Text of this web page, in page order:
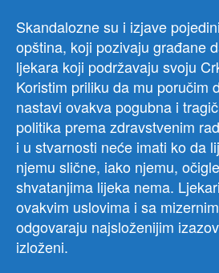
Skandalozne su i izjave
opština, koji pozivaju građane
ljekara koji podržavaju svoju
Koristim priliku da mu poručim
nastavi ovakva pogubna i
politika prema zdravstvenim
i u stvarnosti neće imati ko da
njemu slične, iako njemu,
shvatanjima lijeka nema.
ovakvim uslovima i sa
odgovaraju najsloženijim
izloženi.